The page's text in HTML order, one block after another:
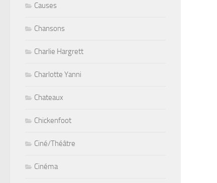
Causes
Chansons
Charlie Hargrett
Charlotte Yanni
Chateaux
Chickenfoot
Ciné/Théâtre
Cinéma